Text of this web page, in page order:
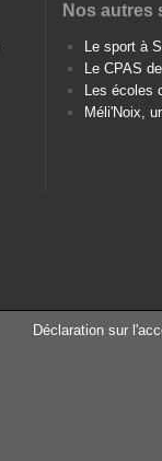
Nos autres
Le sport à
Le CPAS
Les écoles
Méli'Noix,
Déclaration sur